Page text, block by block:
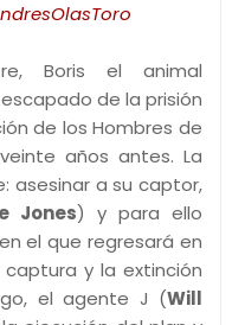
Boris el animal
de la prisión
de los Hombres de
años antes. La
asesinar a su captor,
Jones) y para ello
el que regresará en
y la extinción
el agente J (Will